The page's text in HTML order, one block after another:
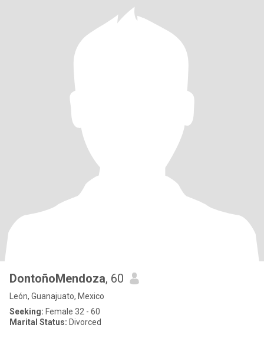
DontoñoMendoza, 60
León, Guanajuato, Mexico
Seeking: Female 32 - 60
Marital Status: Divorced